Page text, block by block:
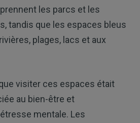
les parcs et les
tandis que les espaces bleus
plages, lacs et aux
visiter ces espaces était
au bien-être et
mentale. Les